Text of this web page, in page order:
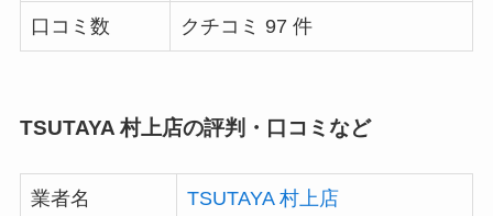
口コミ数 クチコミ 97 件
TSUTAYA 村上店の評判・口コミなど
業者名 TSUTAYA 村上店